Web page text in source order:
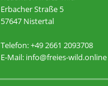
Erbacher Straße 5
57647 Nistertal
Telefon: +49 ‭2661 2093708
E-Mail: info@freies-wild.online